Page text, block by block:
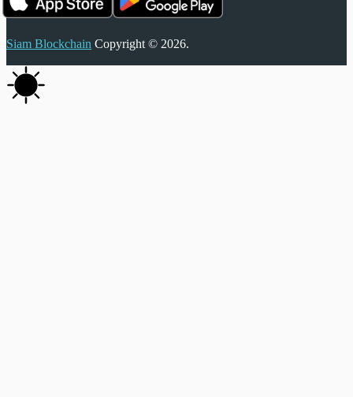
Siam Blockchain Copyright © 2026.